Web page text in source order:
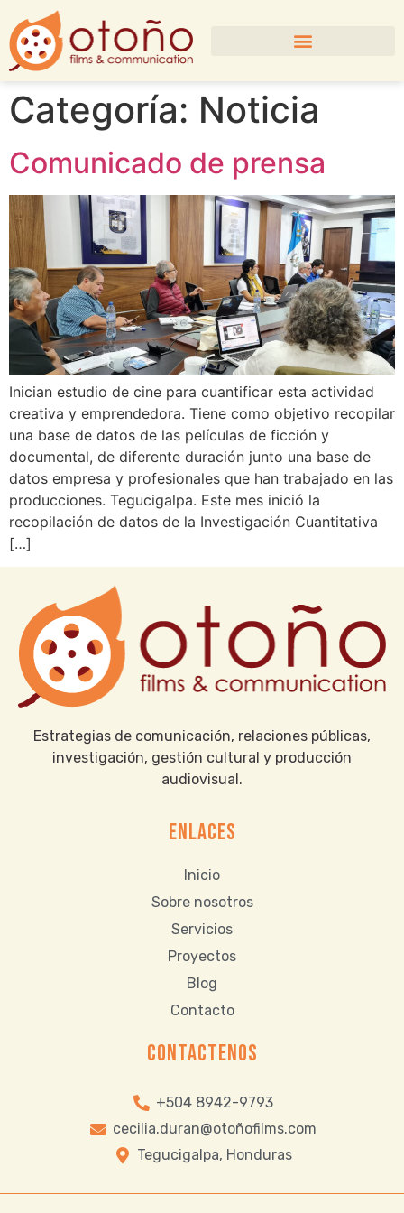
Categoría: Noticia
Comunicado de prensa
Inician estudio de cine para cuantificar esta actividad
creativa y emprendedora. Tiene como objetivo recopilar
una base de datos de las películas de ficción y
documental, de diferente duración junto una base de
datos empresa y profesionales que han trabajado en las
producciones. Tegucigalpa. Este mes inició la
recopilación de datos de la Investigación Cuantitativa
[…]
Estrategias de comunicación, relaciones públicas,
investigación, gestión cultural y producción
audiovisual.
ENLACES
Inicio
Sobre nosotros
Servicios
Proyectos
Blog
Contacto
CONTACTENOS
+504 8942-9793
cecilia.duran@otoñofilms.com
Tegucigalpa, Honduras